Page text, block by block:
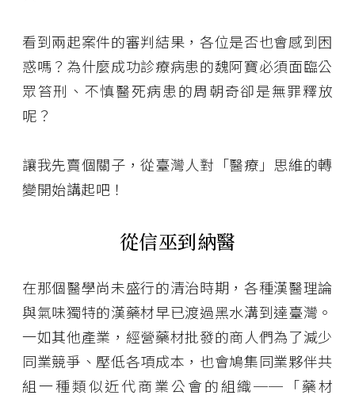
看到兩起案件的審判結果，各位是否也會感到困
惑嗎？為什麼成功診療病患的魏阿寶必須面臨公
眾笞刑、不慎醫死病患的周朝奇卻是無罪釋放
呢？
讓我先賣個關子，從臺灣人對「醫療」思維的轉
變開始講起吧！
從信巫到納醫
在那個醫學尚未盛行的清治時期，各種漢醫理論
與氣味獨特的漢藥材早已渡過黑水溝到達臺灣。
一如其他產業，經營藥材批發的商人們為了減少
同業競爭、壓低各項成本，也會鳩集同業夥伴共
組一種類似近代商業公會的組織──「藥材